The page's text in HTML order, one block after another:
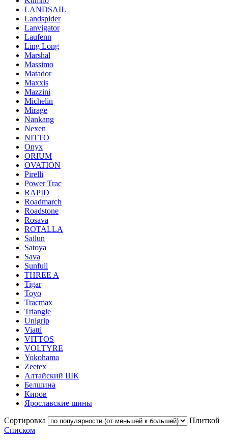
LANDSAIL
Landspider
Lanvigator
Laufenn
Ling Long
Marshal
Massimo
Matador
Maxxis
Mazzini
Michelin
Mirage
Nankang
Nexen
NITTO
Onyx
ORIUM
OVATION
Pirelli
Power Trac
RAPID
Roadmarch
Roadstone
Rosava
ROTALLA
Sailun
Satoya
Sava
Sunfull
THREE A
Tigar
Toyo
Tracmax
Triangle
Unigrip
Viatti
VITTOS
VOLTYRE
Yokohama
Zeetex
Алтайский ШК
Белшина
Киров
Ярославские шины
Сортировка
Плиткой
Списком